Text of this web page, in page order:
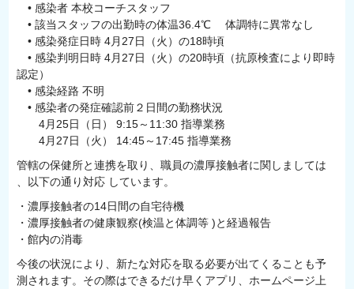
• 感染者 本校コーチスタッフ
• 該当スタッフの出勤時の体温36.4℃ 体調特に異常なし
• 感染発症日時 4月27日（火）の18時頃
• 感染判明日時 4月27日（火）の20時頃（抗原検査により即時
認定）
• 感染経路 不明
• 感染者の発症確認前２日間の勤務状況
4月25日（日） 9:15～11:30 指導業務
4月27日（火） 14:45～17:45 指導業務
管轄の保健所と連携を取り、職員の濃厚接触者に関しましては
、以下の通り対応 しています。
・濃厚接触者の14日間の自宅待機
・濃厚接触者の健康観察(検温と体調等 )と経過報告
・館内の消毒
今後の状況により、新たな対応を取る必要が出てくることも予
測されます。その際はできるだけ早くアプリ、ホームページ上